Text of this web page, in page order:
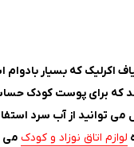
اکرلیک که بسیار
که برای پوست کودک
توانید از آب سرد
لوازم اتاق نوزاد و کودک می